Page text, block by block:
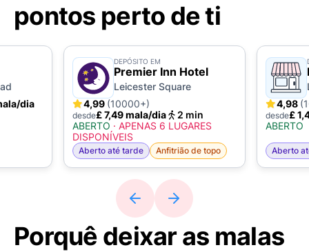
pontos perto de ti
dia
DEPÓSITO EM
Premier Inn Hotel
Leicester Square
4,99 (10000+)
desde£ 7,49 mala/dia
2 min
ABERTO · APENAS 6 LUGARES
DISPONÍVEIS
Aberto até tarde Anfitrião de topo
4,98
desde£
ABERTO
Aberto
Porquê deixar as malas